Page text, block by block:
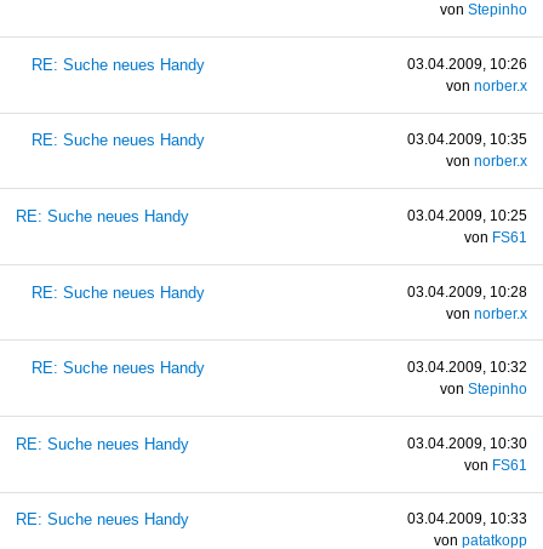
vonStepinho
RE: Suche neues Handy
03.04.2009, 10:26
vonnorber.x
RE: Suche neues Handy
03.04.2009, 10:35
vonnorber.x
RE: Suche neues Handy
03.04.2009, 10:25
von FS61
RE: Suche neues Handy
03.04.2009, 10:28
vonnorber.x
RE: Suche neues Handy
03.04.2009, 10:32
vonStepinho
RE: Suche neues Handy
03.04.2009, 10:30
von FS61
RE: Suche neues Handy
03.04.2009, 10:33
vonpatatkopp